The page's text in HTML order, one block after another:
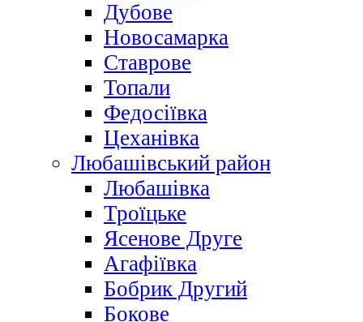
Дубове
Новосамарка
Ставрове
Топали
Федосіївка
Цеханівка
Любашівський район
Любашівка
Троїцьке
Ясенове Друге
Агафіївка
Бобрик Другий
Бокове